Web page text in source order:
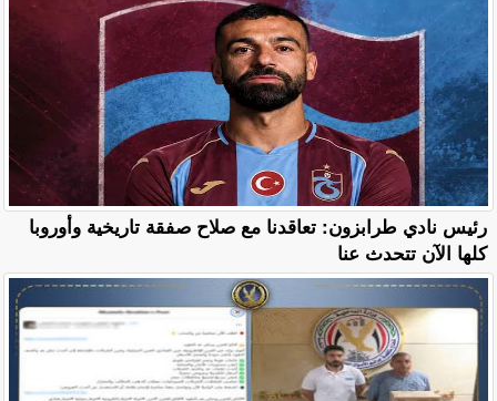
رئيس نادي طرابزون: تعاقدنا مع صلاح صفقة تاريخية وأوروبا
كلها الآن تتحدث عنا